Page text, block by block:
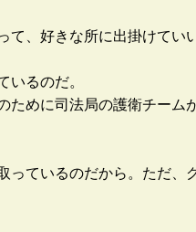
、好きな所に出掛けていい
るのだ。
めに司法局の護衛チーム
ているのだから。ただ、